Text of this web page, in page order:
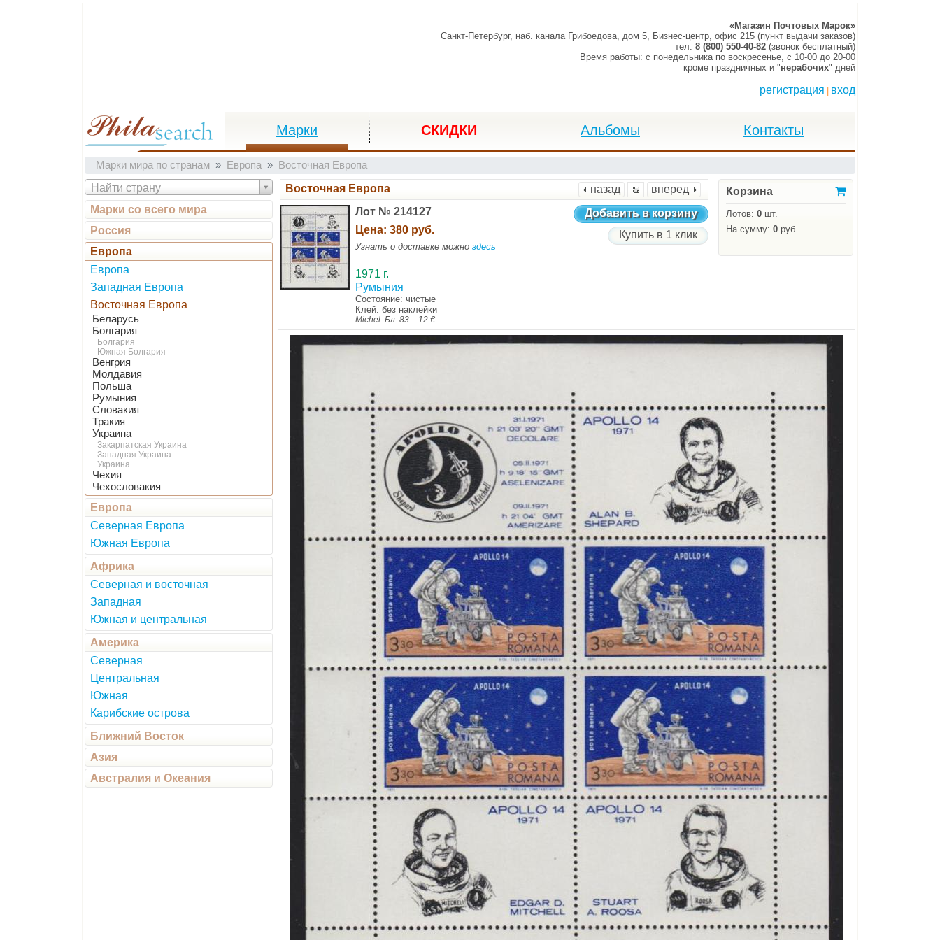
«Магазин Почтовых Марок»
Санкт-Петербург, наб. канала Грибоедова, дом 5, Бизнес-центр, офис 215 (пункт выдачи заказов)
тел. 8 (800) 550-40-82 (звонок бесплатный)
Время работы: c понедельника по воскресенье, c 10-00 до 20-00
кроме праздничных и "нерабочих" дней
регистрация вход
Марки СКИДКИ Альбомы Контакты
Марки мира по странам Европа Восточная Европа
Найти страну
Марки со всего мира
Россия
Европа
Европа
Западная Европа
Восточная Европа
Беларусь
Болгария
Болгария
Южная Болгария
Венгрия
Молдавия
Польша
Румыния
Словакия
Тракия
Украина
Закарпатская Украина
Западная Украина
Украина
Чехия
Чехословакия
Европа
Северная Европа
Южная Европа
Африка
Северная и восточная
Западная
Южная и центральная
Америка
Северная
Центральная
Южная
Карибские острова
Ближний Восток
Азия
Австралия и Океания
Корзина
Лотов:0 шт.
На сумму:0 руб.
назад вперед
Восточная Европа
Лот № 214127
Цена: 380 руб.
Узнать о доставке можно здесь
Добавить в корзину
Купить в 1 клик
1971 г.
Румыния
Состояние: чистые
Клей: без наклейки
Michel: Бл. 83 – 12 €